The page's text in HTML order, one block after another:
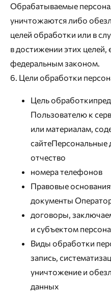
Обрабатываемые
уничтожаются либо
целей обработки или в
в достижении этих целей,
федеральным законом.
6. Цели обработки
Цель
Пользователю к
или материалам,
отчество
номера телефонов
Правовые
документы
договоры,
и субъектом
Виды обработки
запись,
уничтожение и
данных